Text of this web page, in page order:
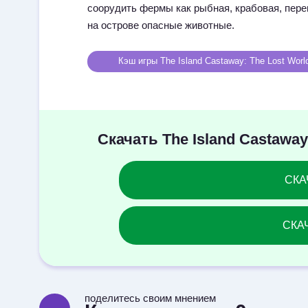
соорудить фермы как рыбная, крабовая,
на острове опасные животные.
Кэш игры The Island Castaway: The Lost
Скачать The Island
поделитесь своим мнением